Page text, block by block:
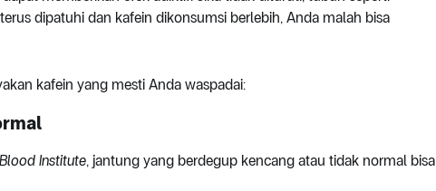
dipatuhi dan kafein dikonsumsi berlebih, Anda malah bisa
kafein yang mesti Anda waspadai:
Institute, jantung yang berdegup kencang atau tidak normal bisa